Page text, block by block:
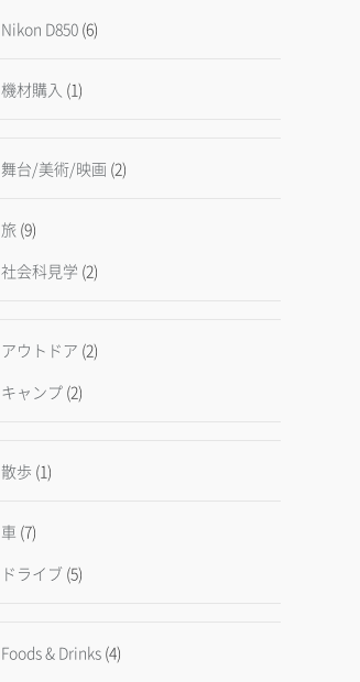
Nikon D850 (6)
機材購入 (1)
舞台/美術/映画 (2)
旅 (9)
社会科見学 (2)
アウトドア (2)
キャンプ (2)
散歩 (1)
車 (7)
ドライブ (5)
Foods & Drinks (4)